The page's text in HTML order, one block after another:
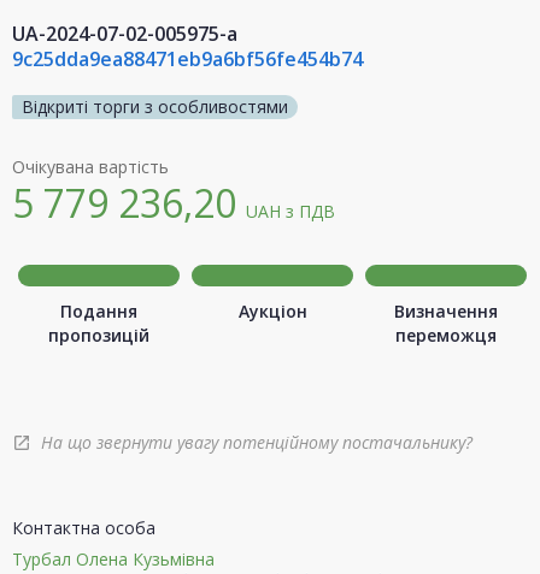
UA-2024-07-02-005975-a
9c25dda9ea88471eb9a6bf56fe454b74
Відкриті торги з особливостями
Очікувана вартість
5 779 236,20 UAH з ПДВ
Подання
пропозицій
Аукціон
Визначення
переможця
open_in_new На що звернути увагу потенційному постачальнику?
Контактна особа
Турбал Олена Кузьмівна